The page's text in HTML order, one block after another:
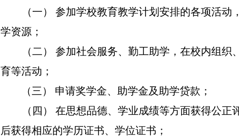
（一） 参加学校教育教学计划安排的各项活动
学资源；
（二） 参加社会服务、勤工助学，在校内组织
育等活动；
（三） 申请奖学金、助学金及助学贷款；
（四） 在思想品德、学业成绩等方面获得公正
后获得相应的学历证书、学位证书；